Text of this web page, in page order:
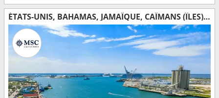
ÉTATS-UNIS, BAHAMAS, JAMAÏQUE, CAÏMANS (ÎLES), MEXIQUE